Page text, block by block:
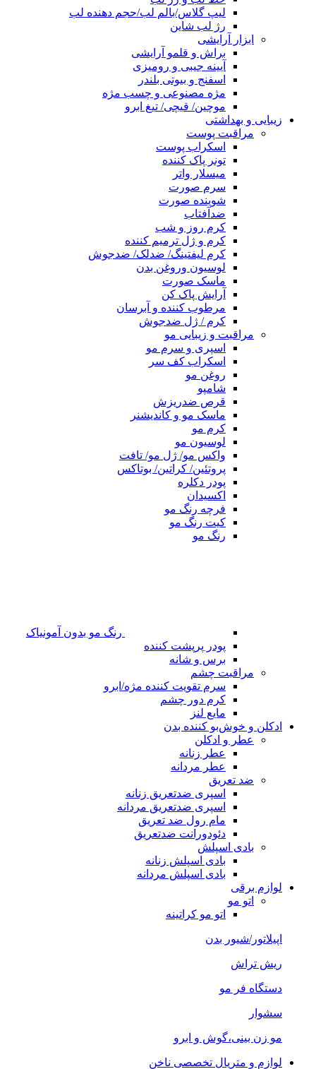
لیپ گلاس/بالم لب/حجم دهنده لب
رژ لب شاین
ابزار آرایشی
براش و قلمو آرایشی
آیینه جیبی و رومیزی
اسفنج و بیوتی بلندر
مژه مصنوعی و چسب مژه
موچین/ قیچی/ تیغ ابرو
زیبایی و بهداشتی
مراقبت پوست
اسکراب پوست
تونر پاک کننده
میسلار واتر
سرم صورت
شوینده صورت
ضدآفتاب
کرم روز و شب
کرم و ژل ترمیم کننده
کرم لیفتینگ/ ضدلک/ ضدجوش
لوسیون وروغن بدن
ماسک صورت
آرایش پاک کن
مرطوب کننده و آبرسان
کرم / ژل ضدجوش
مراقبت و زیبایی مو
اسپری و سرم مو
اسکراب کف سر
روغن مو
شامپو
قرص ضدریزش
ماسک مو و کاندیشنر
کرم مو
لوسیون مو
واکس مو/ ژل مو/ تافت
پروتئین/ کراتین/ بوتاکس
پودر دکلره
اکسیدان
فرچه رنگ مو
کیت رنگ مو
رنگ مو
رنگ مو بدون آمونیاک
پودر پرپشت کننده
برس و شانه
مراقبت چشم
سرم تقویت کننده مژه/ابرو
کرم دور چشم
مایع لنز
ادکلن و خوش‌بو کننده بدن
عطر و ادکلن
عطر زنانه
عطر مردانه
ضد تعریق
اسپری ضدتعریق زنانه
اسپری ضدتعریق مردانه
مام رول ضد تعریق
دئودورانت ضدتعریق
بادی اسپلش
بادی اسپلش زنانه
بادی اسپلش مردانه
لوازم برقی
اتو مو
اتو مو کراتینه
اپیلاتور/شیور بدن
ریش تراش
دستگاه فر مو
سشوار
مو زن بینی،گوش و ابرو
لوازم و متریال تخصصی ناخن